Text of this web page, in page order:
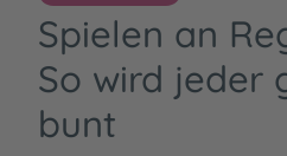
Spielen an
So wird jeder
bunt